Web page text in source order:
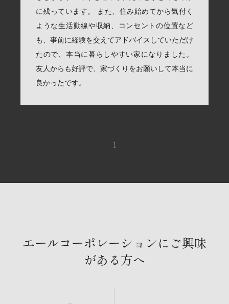
に残っています。 また、住み始めてから気付く
ような生活動線や収納、コンセントの位置など
も、事前に経験を交えてアドバイスしていただけ
たので、本当に暮らしやすい家になりました。
友人からも好評で、家づくりをお願いして本当に
良かったです。
1
エールコーポレーションにご興味
がある方へ